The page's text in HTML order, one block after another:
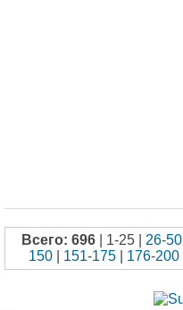
Всего: 696 | 1-25 | 26-50
150
151-175 176-200